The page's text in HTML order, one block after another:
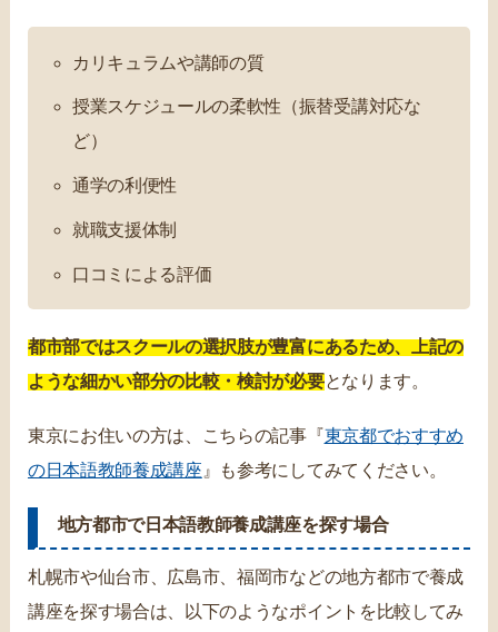
カリキュラムや講師の質
授業スケジュールの柔軟性（振替受講対応な
ど）
通学の利便性
就職支援体制
口コミによる評価
都市部ではスクールの選択肢が豊富にあるため、上記の
ような細かい部分の比較・検討が必要となります。
東京にお住いの方は、こちらの記事『東京都でおすすめ
の日本語教師養成講座 』も参考にしてみてください。
地方都市で日本語教師養成講座を探す場合
札幌市や仙台市、広島市、福岡市などの地方都市で養成
講座を探す場合は、以下のようなポイントを比較してみ